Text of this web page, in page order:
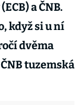
a ČNB.
když si u ní
dvěma
tuzemská